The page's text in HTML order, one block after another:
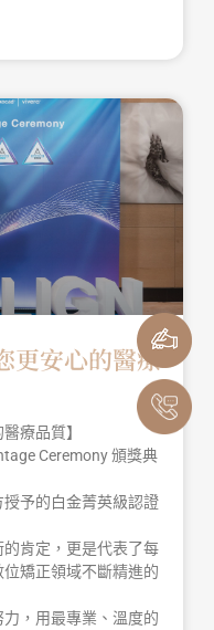
更安心的醫療
療品質】
Ceremony 頒獎典
予的白金菁英級認證
肯定，更是代表了每
矯正領域不斷精進的
，用最專業、溫度的